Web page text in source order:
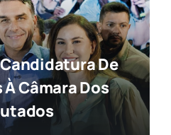
De
Câmara Dos